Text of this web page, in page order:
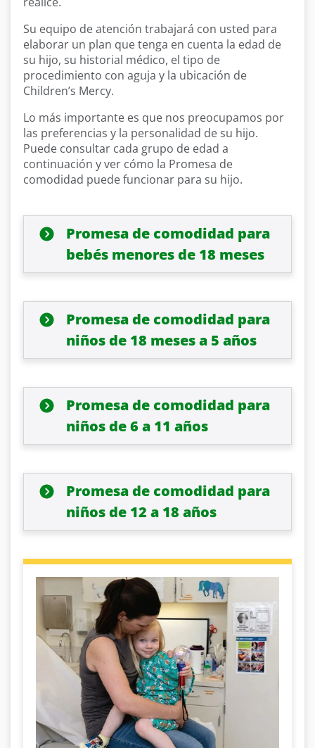
Su equipo de atención trabajará con usted para
elaborar un plan que tenga en cuenta la edad de
su hijo, su historial médico, el tipo de
procedimiento con aguja y la ubicación de
Children’s Mercy.
Lo más importante es que nos preocupamos por
las preferencias y la personalidad de su hijo.
Puede consultar cada grupo de edad a
continuación y ver cómo la Promesa de
comodidad puede funcionar para su hijo.
Promesa de comodidad para
bebés menores de 18 meses
Promesa de comodidad para
niños de 18 meses a 5 años
Promesa de comodidad para
niños de 6 a 11 años
Promesa de comodidad para
niños de 12 a 18 años